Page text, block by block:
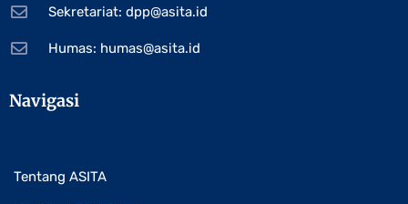
Sekretariat: dpp@asita.id
Humas: humas@asita.id
Navigasi
Tentang ASITA